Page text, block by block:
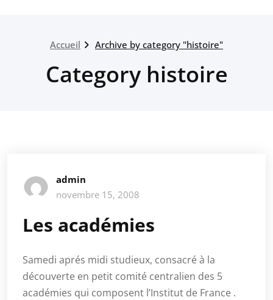
Accueil Archive by category "histoire"
Category histoire
admin
novembre 15, 2008
Les académies
Samedi aprés midi studieux, consacré à la
découverte en petit comité centralien des 5
académies qui composent l’Institut de France .